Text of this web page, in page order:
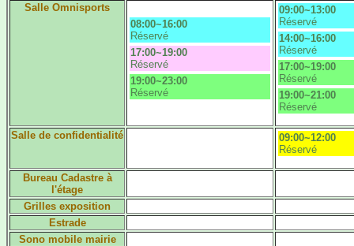
Salle Omnisports
08:00~16:00
Réservé
17:00~19:00
Réservé
19:00~23:00
Réservé
09:00~13:00
Réservé
14:00~16:00
Réservé
17:00~19:00
Réservé
19:00~21:00
Réservé
Salle de confidentialité
09:00~12:00
Réservé
Bureau Cadastre à
l'étage
Grilles exposition
Estrade
Sono mobile mairie